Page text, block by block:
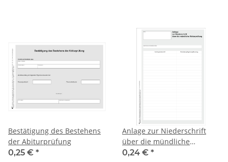
Bestätigung des Bestehens
der Abiturprüfung
0,25 € *
Anlage zur Niederschrift
über die mündliche
Abiturprüfung
0,24 € *